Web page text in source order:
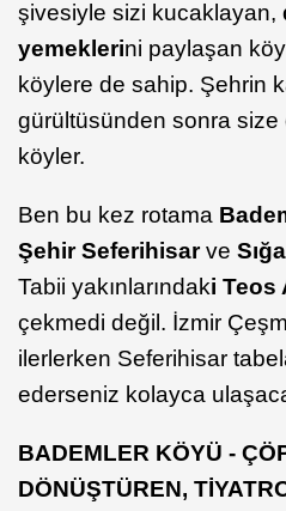
şivesiyle sizi kucaklayan,
yemeklerini paylaşan
köylere de sahip. Şehrin
gürültüsünden sonra
köyler.
Ben bu kez rotama
Şehir Seferihisarve
Tabii yakınlarındaki Teos
çekmedi değil. İzmir
ilerlerken Seferihisar
ederseniz kolayca
BADEMLER KÖYÜ -
DÖNÜŞTÜREN,